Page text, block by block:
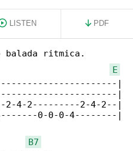
LISTEN PDF
balada ritmica.
E
|
|
4-2---------2-4-2--|
0-0-0-4--------|
B7